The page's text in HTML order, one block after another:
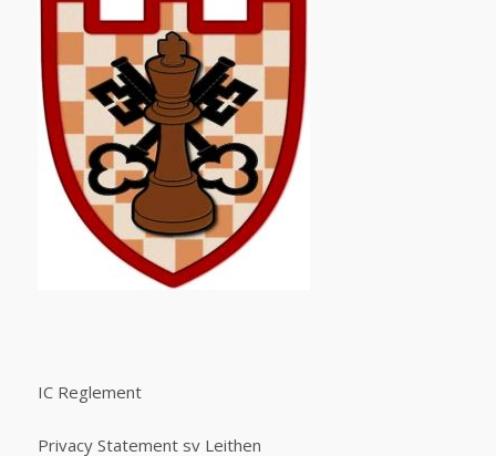
IC Reglement
Privacy Statement sv Leithen